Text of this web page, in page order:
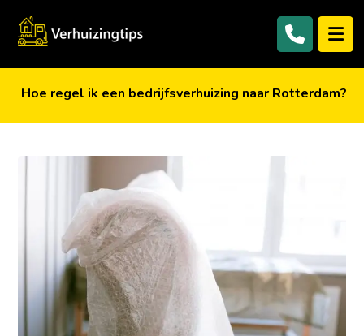
Hoe regel ik een bedrijfsverhuizing naar Rotterdam?